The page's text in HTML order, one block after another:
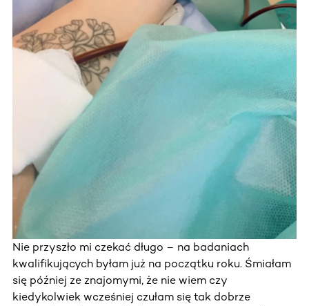
Nie przyszło mi czekać długo – na badaniach
kwalifikujących byłam już na początku roku. Śmiałam
się później ze znajomymi, że nie wiem czy
kiedykolwiek wcześniej czułam się tak dobrze